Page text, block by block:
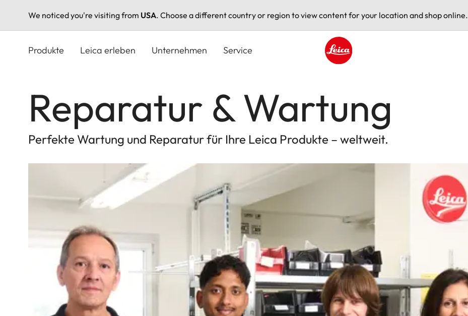
We noticed you're visiting from USA. Choose a different country or region to view content for your location and shop online.
Produkte Leica erleben Unternehmen Service
Reparatur & Wartung
Perfekte Wartung und Reparatur für Ihre Leica Produkte – weltweit.